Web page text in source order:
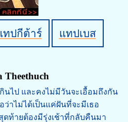
ทปกีต้าร์ แทปเบส
Theethuch
นไป และคงไม่มีวันจะเอื้อมถึงกัน
าไม่ได้เป็นแค่ฝันที่จะมีเธอ
ดท้ายต้องมีรุ่งเช้าที่กลับคืนมา